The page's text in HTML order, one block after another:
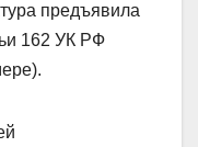
предъявила
162 УК РФ